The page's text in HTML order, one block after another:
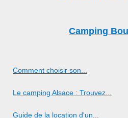
Camping
Comment choisir son...
Le camping Alsace : Trouvez...
Guide de la location d'un...